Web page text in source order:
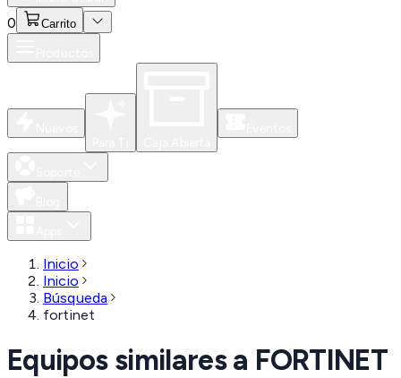
0 Carrito
Inicio
Inicio
Búsqueda
fortinet
Equipos similares a FORTINET